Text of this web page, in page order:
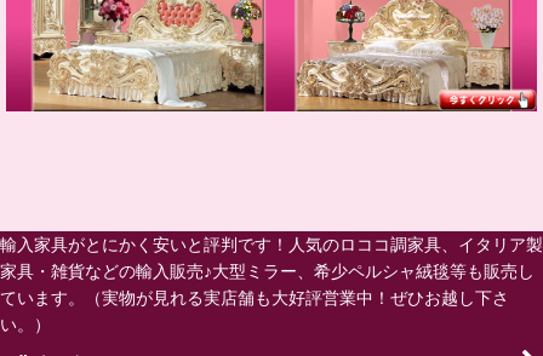
輸入家具がとにかく安いと評判です！人気のロココ調家具、イタリア製
家具・雑貨などの輸入販売♪大型ミラー、希少ペルシャ絨毯等も販売し
ています。（実物が見れる実店舗も大好評営業中！ぜひお越し下さ
い。）